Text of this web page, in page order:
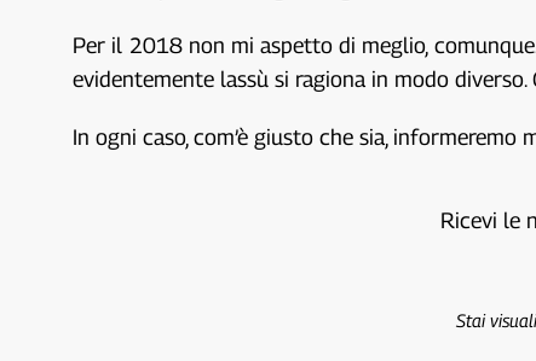
Per il 2018 non mi aspetto di meglio,
evidentemente lassù si ragiona in modo
In ogni caso, com’è giusto che sia,
Ricevi le
Stai